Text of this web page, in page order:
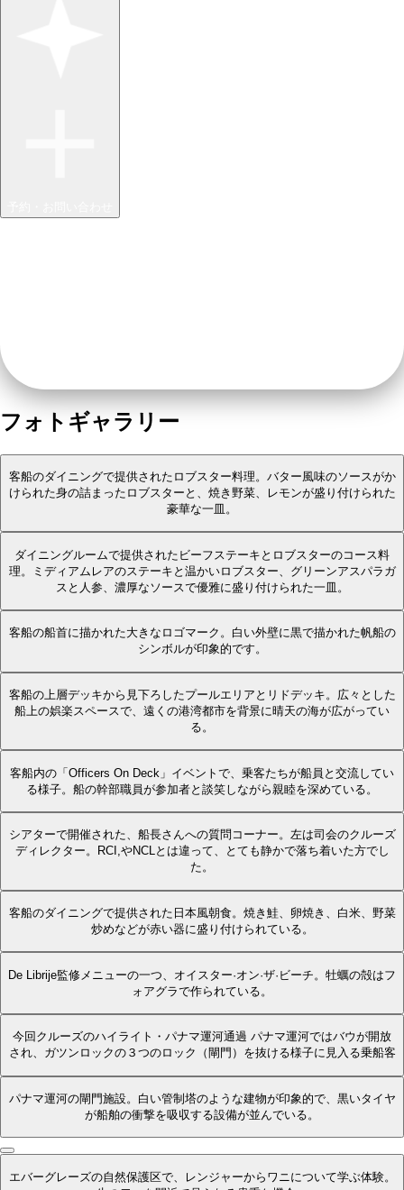
フォトギャラリー
客船のダイニングで提供されたロブスター料理。バター風味のソースがか
けられた身の詰まったロブスターと、焼き野菜、レモンが盛り付けられた
豪華な一皿。
ダイニングルームで提供されたビーフステーキとロブスターのコース料
理。ミディアムレアのステーキと温かいロブスター、グリーンアスパラガ
スと人参、濃厚なソースで優雅に盛り付けられた一皿。
客船の船首に描かれた大きなロゴマーク。白い外壁に黒で描かれた帆船の
シンボルが印象的です。
客船の上層デッキから見下ろしたプールエリアとリドデッキ。広々とした
船上の娯楽スペースで、遠くの港湾都市を背景に晴天の海が広がってい
る。
客船内の「Officers On Deck」イベントで、乗客たちが船員と交流してい
る様子。船の幹部職員が参加者と談笑しながら親睦を深めている。
シアターで開催された、船長さんへの質問コーナー。左は司会のクルーズ
ディレクター。RCI,やNCLとは違って、とても静かで落ち着いた方でし
た。
客船のダイニングで提供された日本風朝食。焼き鮭、卵焼き、白米、野菜
炒めなどが赤い器に盛り付けられている。
De Librije監修メニューの一つ、オイスター·オン·ザ·ビーチ。牡蠣の殻はフ
ォアグラで作られている。
今回クルーズのハイライト・パナマ運河通過 パナマ運河ではバウが開放
され、ガツンロックの３つのロック（閘門）を抜ける様子に見入る乗船客
パナマ運河の閘門施設。白い管制塔のような建物が印象的で、黒いタイヤ
が船舶の衝撃を吸収する設備が並んでいる。
エバーグレーズの自然保護区で、レンジャーからワニについて学ぶ体験。